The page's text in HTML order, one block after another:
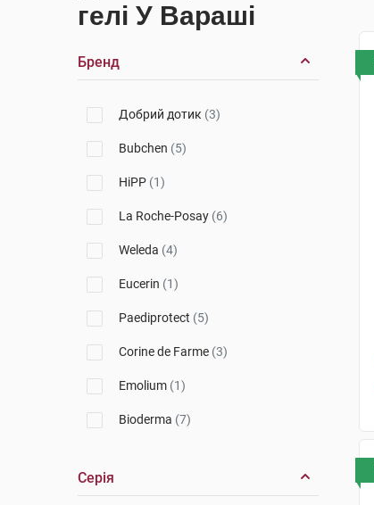
гелі У Вараші
Бренд
Добрий дотик (3)
Bubchen (5)
HiPP (1)
La Roche-Posay (6)
Weleda (4)
Eucerin (1)
Paediprotect (5)
Corine de Farme (3)
Emolium (1)
Bioderma (7)
Серія